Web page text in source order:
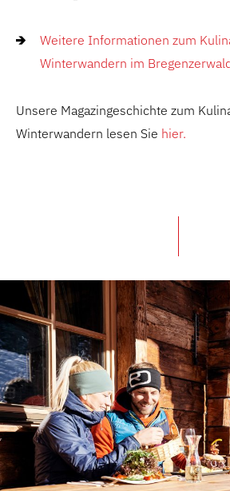
Weitere Informationen zum
Winterwandern im
Unsere Magazingeschichte zum
Winterwandern lesen Sie hier.